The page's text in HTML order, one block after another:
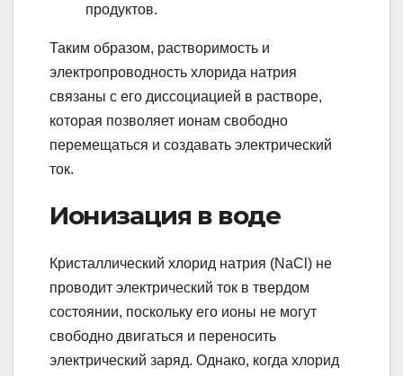
продуктов.
Таким образом, растворимость и
электропроводность хлорида натрия
связаны с его диссоциацией в растворе,
которая позволяет ионам свободно
перемещаться и создавать электрический
ток.
Ионизация в воде
Кристаллический хлорид натрия (NaCl) не
проводит электрический ток в твердом
состоянии, поскольку его ионы не могут
свободно двигаться и переносить
электрический заряд. Однако, когда хлорид